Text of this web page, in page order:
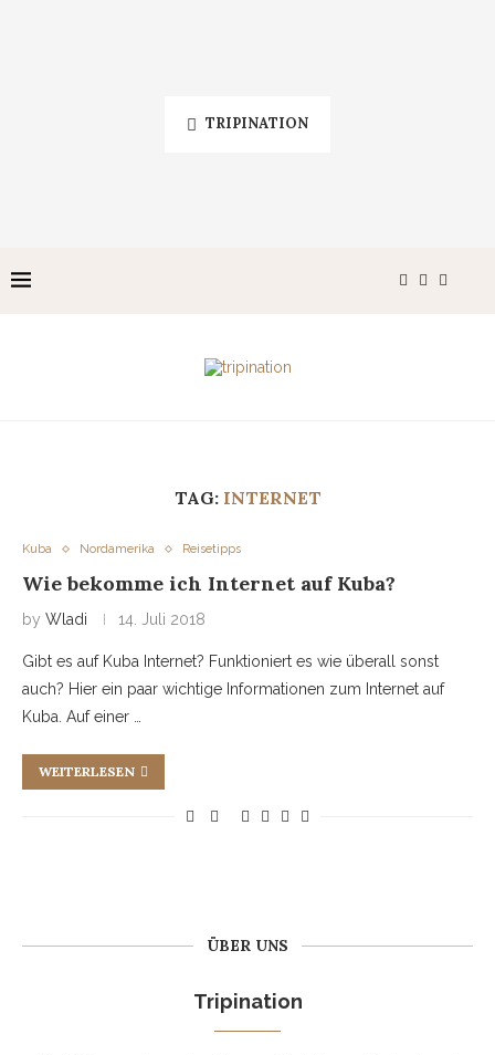
TRIPINATION
TAG: INTERNET
Kuba Nordamerika Reisetipps
Wie bekomme ich Internet auf Kuba?
by Wladi 14. Juli 2018
Gibt es auf Kuba Internet? Funktioniert es wie überall sonst
auch? Hier ein paar wichtige Informationen zum Internet auf
Kuba. Auf einer …
WEITERLESEN
ÜBER UNS
Tripination